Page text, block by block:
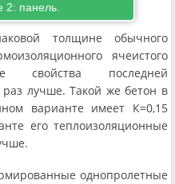
2: панель.
толщине обычного
ячеистого
свойства последней
лучше. Такой же бетон в
варианте имеет К=0,15
его теплоизоляционные
однопролетные